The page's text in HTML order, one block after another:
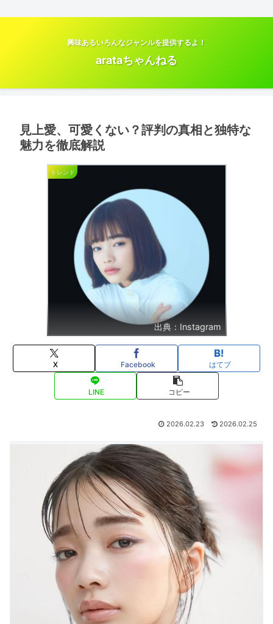
興味あるいろんなジャンルを提供するよ！
arataちゃんねる
見上愛、可愛くない？評判の真相と独特な
魅力を徹底解説
トレンド
出典：Instagram
X Facebook はてブ
LINE コピー
2026.02.23 2026.02.25